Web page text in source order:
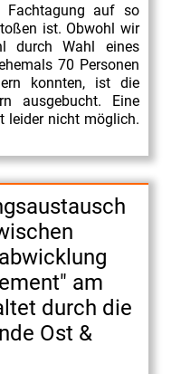
Fachtagung auf so
ist. Obwohl wir
durch Wahl eines
70 Personen
konnten, ist die
ausgebucht. Eine
leider nicht möglich.
am
durch die
Ost &